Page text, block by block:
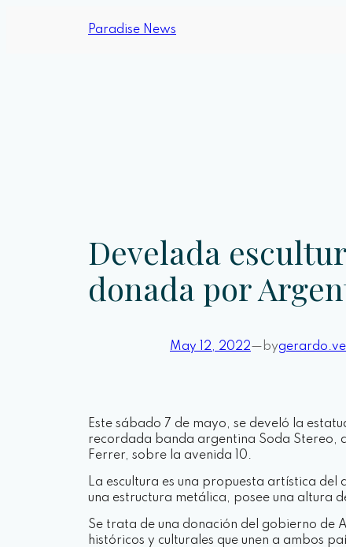
Paradise News
Develada
donada por
May 12, 2022— by
Este sábado 7 de mayo, se develó la
recordada banda argentina Soda Stereo,
Ferrer, sobre la avenida 10.
La escultura es una propuesta artística
una estructura metálica, posee una altura
Se trata de una donación del gobierno de
históricos y culturales que unen a ambos